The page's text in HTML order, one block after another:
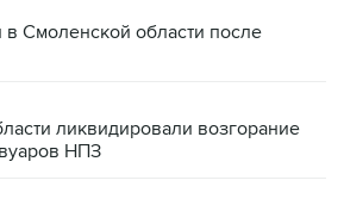
Смоленской области после
ликвидировали возгорание
НПЗ